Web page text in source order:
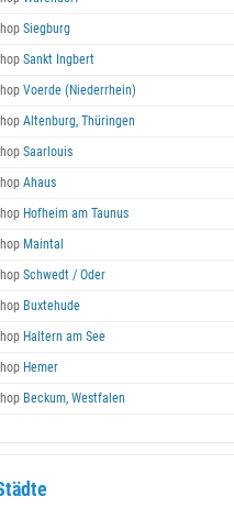
Siegburg
Sankt Ingbert
Voerde (Niederrhein)
Altenburg, Thüringen
Saarlouis
Ahaus
Hofheim am Taunus
Maintal
Schwedt / Oder
Buxtehude
Haltern am See
Hemer
Beckum, Westfalen